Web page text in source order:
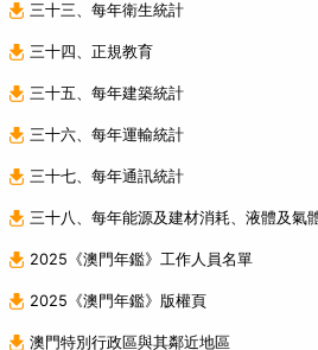
三十三、每年衛生統計
三十四、正規教育
三十五、每年建築統計
三十六、每年運輸統計
三十七、每年通訊統計
三十八、每年能源及建材消耗、液體及氣
2025《澳門年鑑》工作人員名單
2025《澳門年鑑》版權頁
澳門特別行政區與其鄰近地區